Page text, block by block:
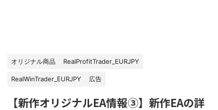
オリジナル商品 RealProfitTrader_EURJPY
RealWinTrader_EURJPY 広告
【新作オリジナルEA情報③】新作EAの詳